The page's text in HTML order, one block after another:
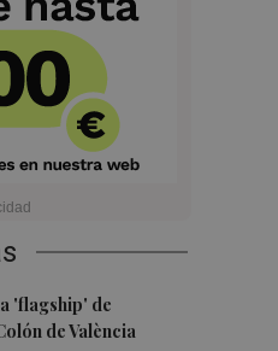
'flagship' de
de València